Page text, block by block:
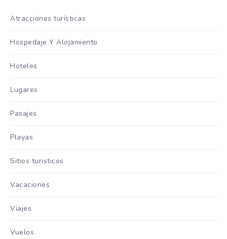
Atracciones turísticas
Hospedaje Y Alojamiento
Hoteles
Lugares
Pasajes
Playas
Sitios turisticos
Vacaciones
Viajes
Vuelos